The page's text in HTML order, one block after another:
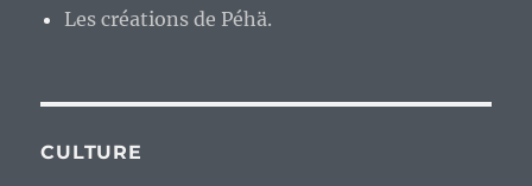
Les créations de Péhä.
CULTURE